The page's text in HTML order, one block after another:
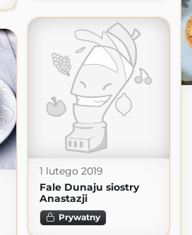
1 lutego 2019
Fale Dunaju siostry
Anastazji
Prywatny